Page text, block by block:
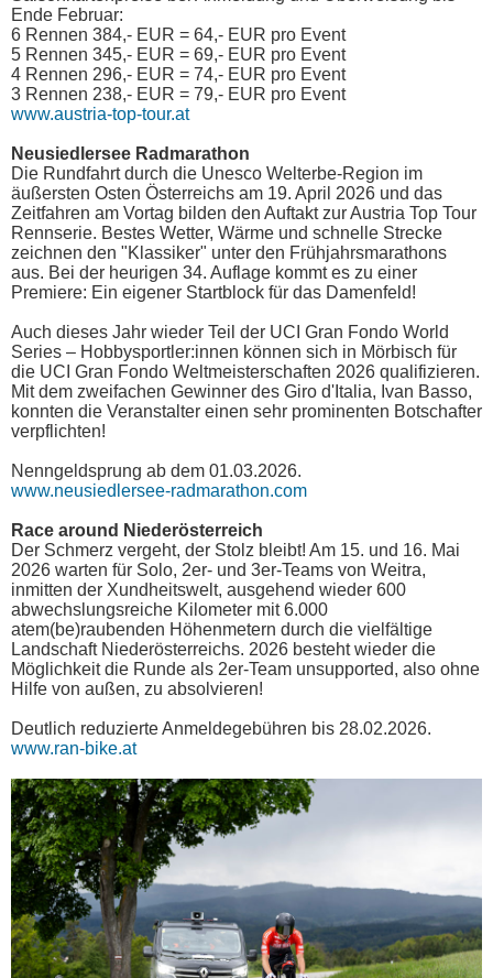
Ende Februar:
6 Rennen 384,- EUR = 64,- EUR pro Event
5 Rennen 345,- EUR = 69,- EUR pro Event
4 Rennen 296,- EUR = 74,- EUR pro Event
3 Rennen 238,- EUR = 79,- EUR pro Event
www.austria-top-tour.at
Neusiedlersee Radmarathon
Die Rundfahrt durch die Unesco Welterbe-Region im
äußersten Osten Österreichs am 19. April 2026 und das
Zeitfahren am Vortag bilden den Auftakt zur Austria Top Tour
Rennserie. Bestes Wetter, Wärme und schnelle Strecke
zeichnen den "Klassiker" unter den Frühjahrsmarathons
aus. Bei der heurigen 34. Auflage kommt es zu einer
Premiere: Ein eigener Startblock für das Damenfeld!
Auch dieses Jahr wieder Teil der UCI Gran Fondo World
Series – Hobbysportler:innen können sich in Mörbisch für
die UCI Gran Fondo Weltmeisterschaften 2026 qualifizieren.
Mit dem zweifachen Gewinner des Giro d'Italia, Ivan Basso,
konnten die Veranstalter einen sehr prominenten Botschafter
verpflichten!
Nenngeldsprung ab dem 01.03.2026.
www.neusiedlersee-radmarathon.com
Race around Niederösterreich
Der Schmerz vergeht, der Stolz bleibt! Am 15. und 16. Mai
2026 warten für Solo, 2er- und 3er-Teams von Weitra,
inmitten der Xundheitswelt, ausgehend wieder 600
abwechslungsreiche Kilometer mit 6.000
atem(be)raubenden Höhenmetern durch die vielfältige
Landschaft Niederösterreichs. 2026 besteht wieder die
Möglichkeit die Runde als 2er-Team unsupported, also ohne
Hilfe von außen, zu absolvieren!
Deutlich reduzierte Anmeldegebühren bis 28.02.2026.
www.ran-bike.at